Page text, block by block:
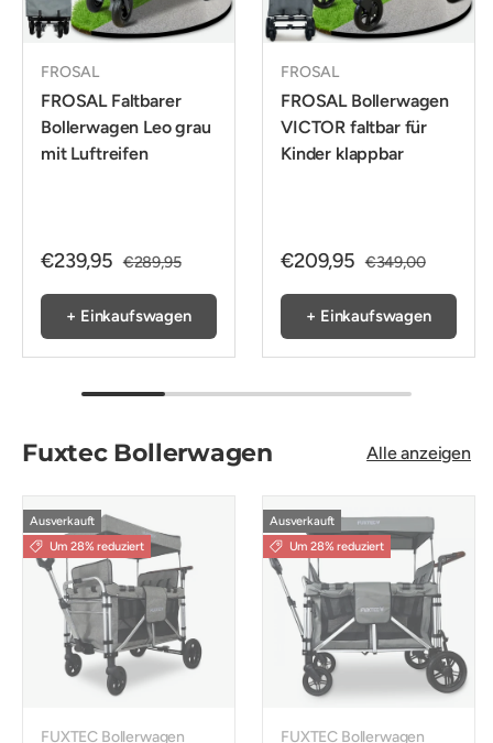
FROSAL
FROSAL Faltbarer
Bollerwagen Leo grau
mit Luftreifen
€239,95 €289,95
+ Einkaufswagen
FROSAL
FROSAL Bollerwagen
VICTOR faltbar für
Kinder klappbar
€209,95 €349,00
+ Einkaufswagen
Fuxtec Bollerwagen Alle anzeigen
Ausverkauft
Um 28% reduziert
FUXTEC Bollerwagen
Ausverkauft
Um 28% reduziert
FUXTEC Bollerwagen